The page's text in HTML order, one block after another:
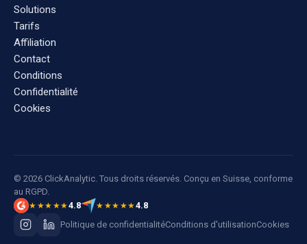
Solutions
Tarifs
Affiliation
Contact
Conditions
Confidentialité
Cookies
© 2026 ClickAnalytic. Tous droits réservés. Conçu en Suisse, conforme
au RGPD.
★★★★★4.8 ★★★★★4.8
Politique de confidentialitéConditions d'utilisationCookies